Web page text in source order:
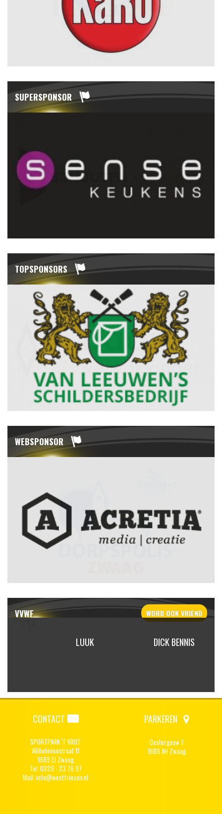
SUPERSPONSOR
TOPSPONSORS
WEBSPONSOR
VVWF WORD OOKVRIEND
LUUK DICK BENNIS
CONTACT
SPORTPARK 'T KRIJT
Wilhelminastraat 11
1689 EJ Zwaag
Tel: 0229 - 23 76 97
Mail:info@westfriezen.nl
PARKEREN
Oostergouw 7
1689 AH Zwaag